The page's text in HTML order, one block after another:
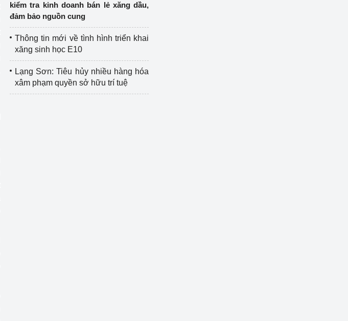
kiểm tra kinh doanh bán lẻ xăng dầu,
đảm bảo nguồn cung
Thông tin mới về tình hình triển khai
xăng sinh học E10
Lạng Sơn: Tiêu hủy nhiều hàng hóa
xâm phạm quyền sở hữu trí tuệ